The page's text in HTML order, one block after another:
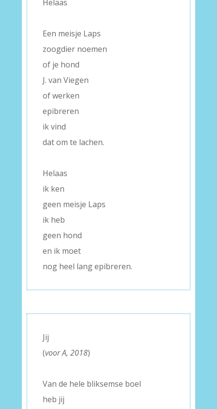
Helaas
Een meisje Laps
zoogdier noemen
of je hond
J. van Viegen
of werken
epibreren
ik vind
dat om te lachen.
Helaas
ik ken
geen meisje Laps
ik heb
geen hond
en ik moet
nog heel lang epibreren.
Jij
(voor A, 2018)
Van de hele bliksemse boel
heb jij